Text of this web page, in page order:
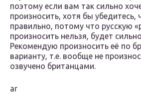
поэтому если вам так сильно
произносить, хотя бы убедитесь,
правильно, потому что русскую
произносить нельзя, будет
Рекомендую произносить её по
варианту, т.е. вообще не
озвучено британцами.
ar